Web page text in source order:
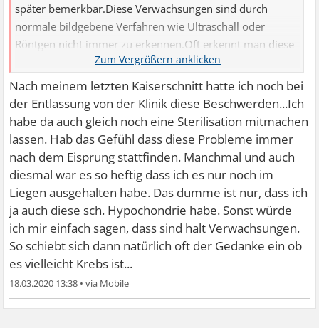
später bemerkbar.Diese Verwachsungen sind durch
normale bildgebene Verfahren wie Ultraschall oder
Röntgen nicht immer zu erkennen.Oft erkennt man diese
Verwachsungen nur bei einer Bauchspiegelung.Du hattest
drei Kaiserschnitte, da ist es durchaus möglich, dass Du
mit Deinem Verdacht richtig liegst.Das Problem kann aber
auch an der Gebärmutter liegen.Eine vergrößerte
Gebärmutter ensteht oft durch gutartige Myome, bzw.
Zysten. So lange sie keine Beschwerden machen muss
man da nichts unternehmen.Wenn Du weiterhin
Schmerzen hast, würde ich noch mal zu Deinem
Frauenarzt gehen. LG Angor
Nach meinem letzten Kaiserschnitt hatte ich noch bei
der Entlassung von der Klinik diese Beschwerden...Ich
habe da auch gleich noch eine Sterilisation mitmachen
lassen. Hab das Gefühl dass diese Probleme immer
nach dem Eisprung stattfinden. Manchmal und auch
diesmal war es so heftig dass ich es nur noch im
Liegen ausgehalten habe. Das dumme ist nur, dass ich
ja auch diese sch. Hypochondrie habe. Sonst würde
ich mir einfach sagen, dass sind halt Verwachsungen.
So schiebt sich dann natürlich oft der Gedanke ein ob
es vielleicht Krebs ist...
18.03.2020 13:38 •